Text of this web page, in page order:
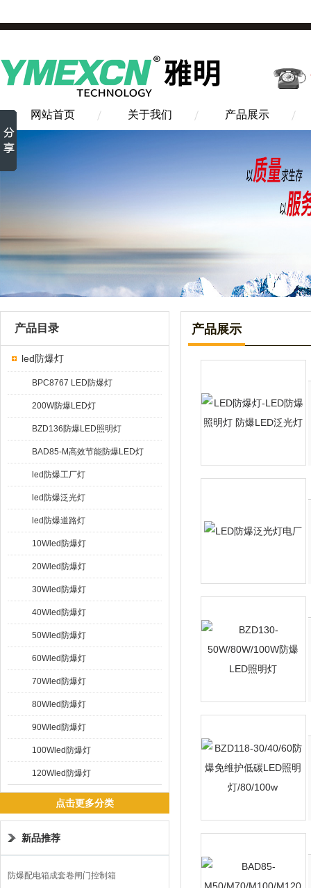
网站首页 关于我们 产品展示
产品目录
led防爆灯
BPC8767 LED防爆灯
200W防爆LED灯
BZD136防爆LED照明灯
BAD85-M高效节能防爆LED灯
led防爆工厂灯
led防爆泛光灯
led防爆道路灯
10Wled防爆灯
20Wled防爆灯
30Wled防爆灯
40Wled防爆灯
50Wled防爆灯
60Wled防爆灯
70Wled防爆灯
80Wled防爆灯
90Wled防爆灯
100Wled防爆灯
120Wled防爆灯
点击更多分类
新品推荐
防爆配电箱成套卷闸门控制箱
产品展示